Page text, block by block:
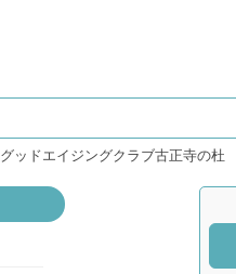
グッドエイジングクラブ古正寺の杜